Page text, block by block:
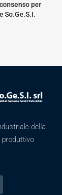
per
So.Ge.S.I.
della
produttivo